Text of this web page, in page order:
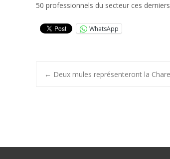
50 professionnels du secteur ces
WhatsApp
Post
← Deux mules représenteront la